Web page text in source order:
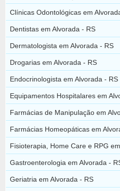
Clínicas Odontológicas em
Dentistas em Alvorada - RS
Dermatologista em Alvorada - RS
Drogarias em Alvorada - RS
Endocrinologista em Alvorada - RS
Equipamentos Hospitalares em
Farmácias de Manipulação em
Farmácias Homeopáticas em
Fisioterapia, Home Care e RPG
Gastroenterologia em Alvorada -
Geriatria em Alvorada - RS